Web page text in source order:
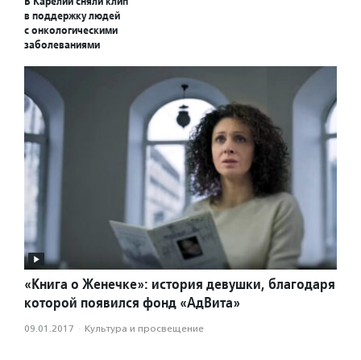
в поддержку людей
с онкологическими
заболеваниями
«Книга о Женечке»: история девушки, благодаря
которой появился фонд «АдВита»
09.01.2017 · Культура и просвещение